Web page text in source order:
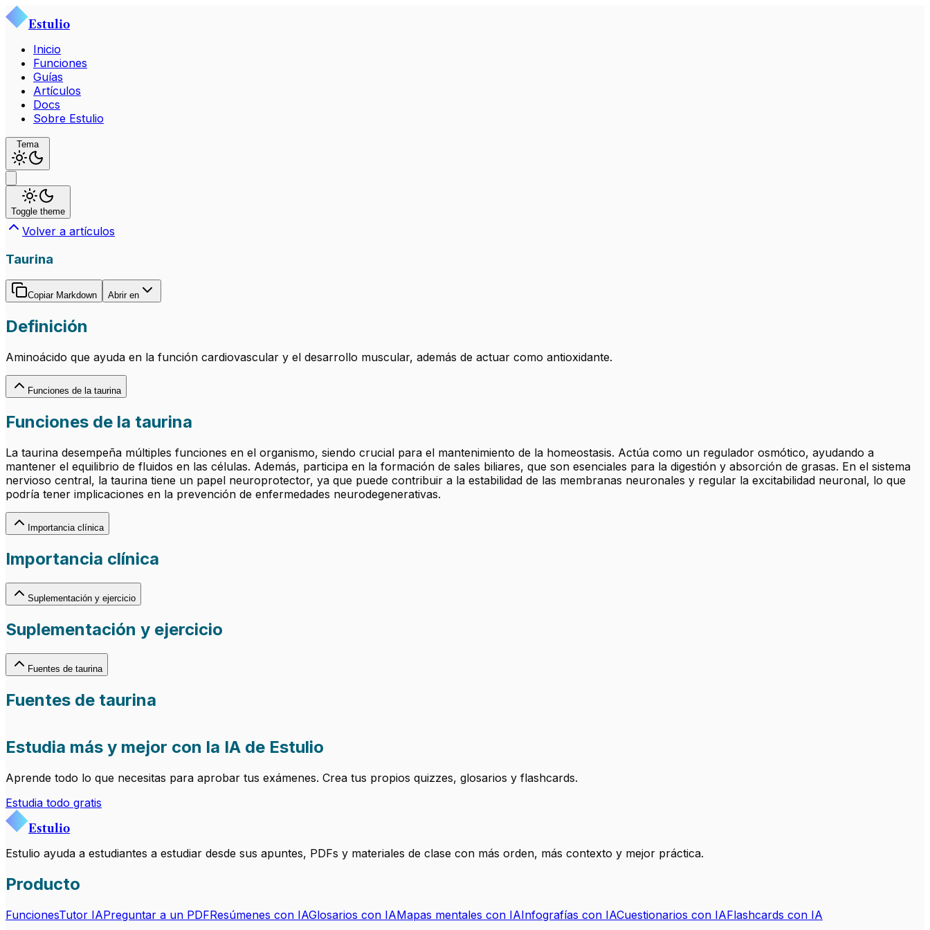
Estulio
Inicio
Funciones
Guías
Artículos
Docs
Sobre Estulio
Tema
Toggle theme
Volver a artículos
Taurina
Copiar Markdown Abrir en
Definición
Aminoácido que ayuda en la función cardiovascular y el desarrollo muscular, además de actuar como antioxidante.
Funciones de la taurina
Funciones de la taurina
La taurina desempeña múltiples funciones en el organismo, siendo crucial para el mantenimiento de la homeostasis. Actúa como un regulador osmótico, ayudando a
mantener el equilibrio de fluidos en las células. Además, participa en la formación de sales biliares, que son esenciales para la digestión y absorción de grasas. En el sistema
nervioso central, la taurina tiene un papel neuroprotector, ya que puede contribuir a la estabilidad de las membranas neuronales y regular la excitabilidad neuronal, lo que
podría tener implicaciones en la prevención de enfermedades neurodegenerativas.
Importancia clínica
Importancia clínica
Suplementación y ejercicio
Suplementación y ejercicio
Fuentes de taurina
Fuentes de taurina
Estudia más y mejor con la IA de Estulio
Aprende todo lo que necesitas para aprobar tus exámenes. Crea tus propios quizzes, glosarios y flashcards.
Estudia todo gratis
Estulio
Estulio ayuda a estudiantes a estudiar desde sus apuntes, PDFs y materiales de clase con más orden, más contexto y mejor práctica.
Producto
FuncionesTutor IAPreguntar a un PDFResúmenes con IAGlosarios con IAMapas mentales con IAInfografías con IACuestionarios con IAFlashcards con IA